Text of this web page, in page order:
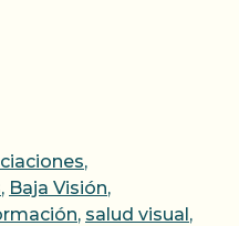
,
, Baja Visión,
, salud visual,